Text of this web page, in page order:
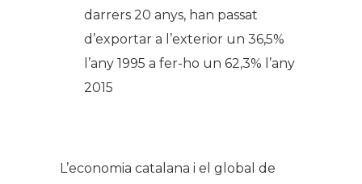
darrers 20 anys, han passat
d’exportar a l’exterior un 36,5%
l’any 1995 a fer-ho un 62,3% l’any
2015
L’economia catalana i el global de